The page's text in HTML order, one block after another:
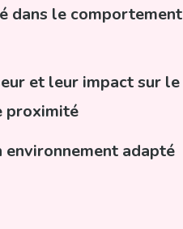
dans le comportement
et leur impact sur le
proximité
environnement adapté